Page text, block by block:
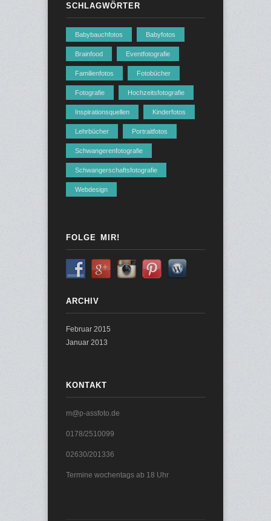
SCHLAGWÖRTER
Babybauchfotos Babyfotos
Brainfood Eventfotografie
Familienfotos Fotobücher
Fotografie Hochzeitsfotografie
Inspirationsquellen Kinderfotos
Lehrbücher Portraitfotos
Schwangerenfotografie
Schwangerschaftsfotografie
Webdesign
FOLGE MIR!
ARCHIV
Februar 2015
Januar 2013
KONTAKT
m@p-assfoto.de
0178/2510099
02630/201336
Termine wochentags ab 18 Uhr